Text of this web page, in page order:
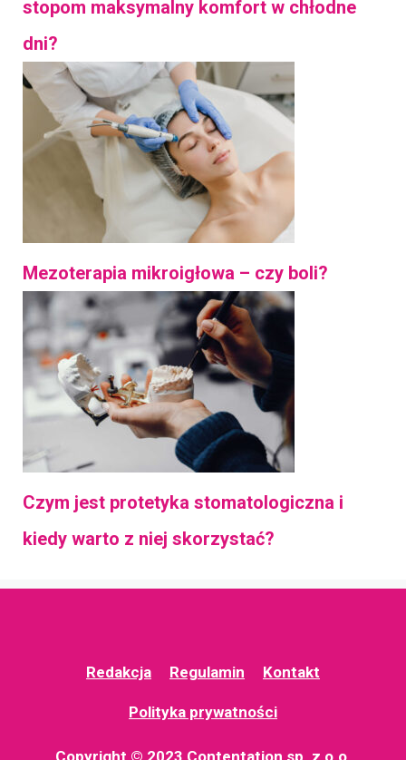
stopom maksymalny komfort w chłodne
dni?
Mezoterapia mikroigłowa – czy boli?
Czym jest protetyka stomatologiczna i
kiedy warto z niej skorzystać?
Redakcja Regulamin Kontakt
Polityka prywatności
Copyright © 2023 Contentation sp. z o.o.